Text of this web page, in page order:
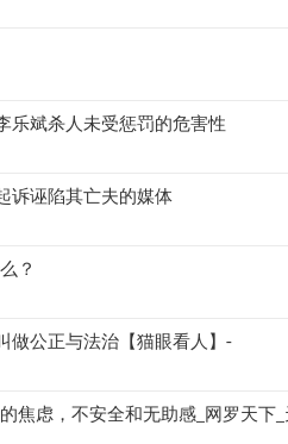
乐斌杀人未受惩罚的危害性
诉诬陷其亡夫的媒体
？
做公正与法治【猫眼看人】-
焦虑，不安全和无助感_网罗天下